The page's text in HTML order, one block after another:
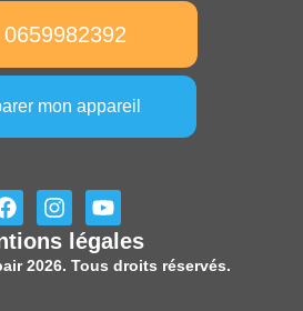
0659982392
mon appareil
F
a
c
e
I
n
s
t
Y
o
u
t
légales
2026. Tous droits réservés.